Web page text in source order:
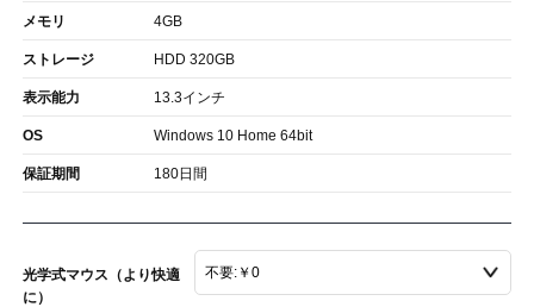
メモリ 4GB
ストレージ HDD 320GB
表示能力 13.3インチ
OS Windows 10 Home 64bit
保証期間 180日間
光学式マウス（より快適
に）